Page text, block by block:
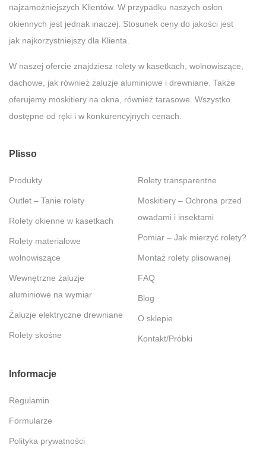
najzamożniejszych Klientów. W przypadku naszych osłon
okiennych jest jednak inaczej. Stosunek ceny do jakości jest
jak najkorzystniejszy dla Klienta.
W naszej ofercie znajdziesz rolety w kasetkach, wolnowiszące,
dachowe, jak również żaluzje aluminiowe i drewniane. Także
oferujemy moskitiery na okna, również tarasowe. Wszystko
dostępne od ręki i w konkurencyjnych cenach.
Plisso
Produkty
Outlet – Tanie rolety
Rolety okienne w kasetkach
Rolety materiałowe
wolnowiszące
Wewnętrzne żaluzje
aluminiowe na wymiar
Żaluzje elektryczne drewniane
Rolety skośne
Rolety transparentne
Moskitiery – Ochrona przed
owadami i insektami
Pomiar – Jak mierzyć rolety?
Montaż rolety plisowanej
FAQ
Blog
O sklepie
Kontakt/Próbki
Informacje
Regulamin
Formularze
Polityka prywatności